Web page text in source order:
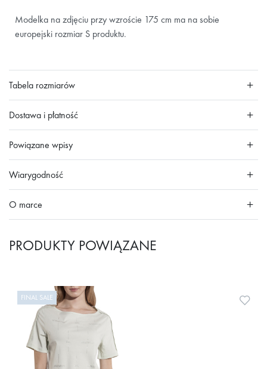
Modelka na zdjęciu przy wzroście 175 cm ma na sobie
europejski rozmiar S produktu.
Tabela rozmiarów
Dostawa i płatność
Powiązane wpisy
Wiarygodność
O marce
PRODUKTY POWIĄZANE
FINAL SALE